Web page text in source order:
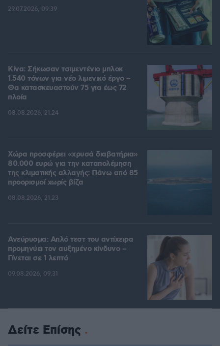
29.07.2026, 09:39
Κίνα: Σήκωσαν τσιμεντένιο μπλοκ
1.540 τόνων για νέο λιμενικό έργο –
Θα κατασκευαστούν 75 για έως 72
πλοία
08.08.2026, 21:24
Χώρα προσφέρει «χρυσά διαβατήρια»
80.000 ευρώ για την καταπολέμηση
της κλιματικής αλλαγής: Πάνω από 85
προορισμοί χωρίς βίζα
08.08.2026, 21:23
Ανεύρυσμα: Απλό τεστ του αντίχειρα
προμηνύει τον αυξημένο κίνδυνο –
Γίνεται σε 1 λεπτό
09.08.2026, 09:31
Δείτε Επίσης